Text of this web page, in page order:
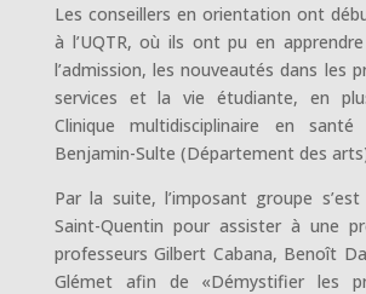
Les conseillers en orientation ont
à l’UQTR, où ils ont pu en
l’admission, les nouveautés dans les
services et la vie étudiante, en
Clinique multidisciplinaire en
Benjamin-Sulte (Département des
Par la suite, l’imposant groupe s’est
Saint-Quentin pour assister à une
professeurs Gilbert Cabana, Benoît
Glémet afin de «Démystifier les